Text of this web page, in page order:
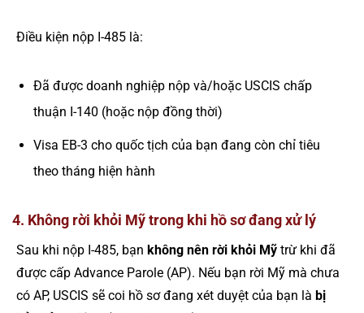
Điều kiện nộp I-485 là:
Đã được doanh nghiệp nộp và/hoặc USCIS chấp
thuận I-140 (hoặc nộp đồng thời)
Visa EB-3 cho quốc tịch của bạn đang còn chỉ tiêu
theo tháng hiện hành
4. Không rời khỏi Mỹ trong khi hồ sơ đang xử lý
Sau khi nộp I-485, bạn không nên rời khỏi Mỹ trừ khi đã
được cấp Advance Parole (AP). Nếu bạn rời Mỹ mà chưa
có AP, USCIS sẽ coi hồ sơ đang xét duyệt của bạn là bị